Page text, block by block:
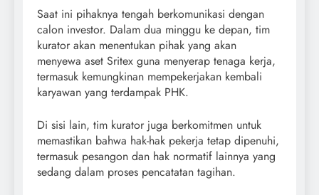
Saat ini pihaknya tengah berkomunikasi dengan
calon investor. Dalam dua minggu ke depan, tim
kurator akan menentukan pihak yang akan
menyewa aset Sritex guna menyerap tenaga kerja,
termasuk kemungkinan mempekerjakan kembali
karyawan yang terdampak PHK.
Di sisi lain, tim kurator juga berkomitmen untuk
memastikan bahwa hak-hak pekerja tetap dipenuhi,
termasuk pesangon dan hak normatif lainnya yang
sedang dalam proses pencatatan tagihan.